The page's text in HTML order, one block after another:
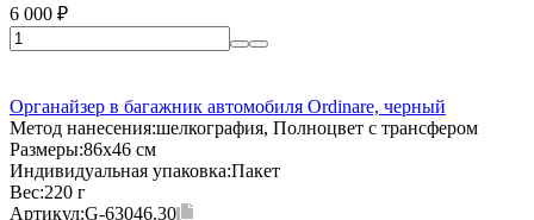
6 000 ₽
Органайзер в багажник автомобиля Ordinare, черный
Метод нанесения:шелкография, Полноцвет с трансфером
Размеры:86х46 см
Индивидуальная упаковка:Пакет
Вес:220 г
Артикул:G-63046.30